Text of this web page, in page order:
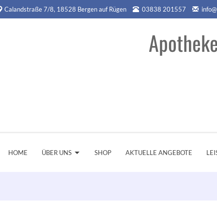
Calandstraße 7/8, 18528 Bergen auf Rügen 03838 201557
HOME ÜBER UNS SHOP AKTUELLE ANGEBOTE